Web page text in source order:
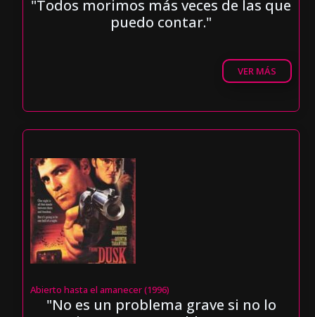
"Todos morimos más veces de las que
puedo contar."
VER MÁS
Abierto hasta el amanecer (1996)
"No es un problema grave si no lo